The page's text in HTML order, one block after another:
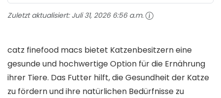
Zuletzt aktualisiert: Juli 31, 2026 6:56 a.m.
catz finefood macs bietet Katzenbesitzern eine
gesunde und hochwertige Option für die Ernährung
ihrer Tiere. Das Futter hilft, die Gesundheit der Katze
zu fördern und ihre natürlichen Bedürfnisse zu